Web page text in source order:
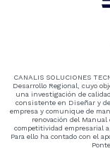
CANALIS SOLUCIONES
Desarrollo Regional, cuyo
una investigación de
consistente en Diseñar y
empresa y comunique de
renovación del Manual
competitividad empresarial
Para ello ha contado con el